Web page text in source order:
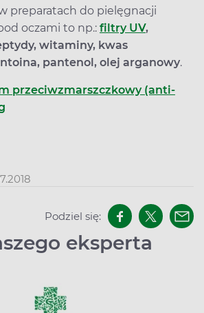
preparatach do pielęgnacji
oczami to np.: filtry UV,
witaminy, kwas
pantenol, olej arganowy.
przeciwzmarszczkowy (anti-
Podziel się:
eksperta